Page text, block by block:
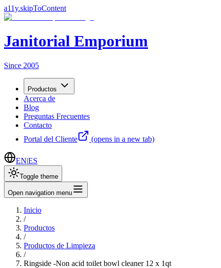
a11y.skipToContent
Janitorial Emporium
Since 2005
Productos
Acerca de
Blog
Preguntas Frecuentes
Contacto
Portal del Cliente
(opens in a new tab)
EN|ES
Toggle theme
Open navigation menu
Inicio
/
Productos
/
Productos de Limpieza
/
Ringside -Non acid toilet bowl cleaner 12 x 1qt